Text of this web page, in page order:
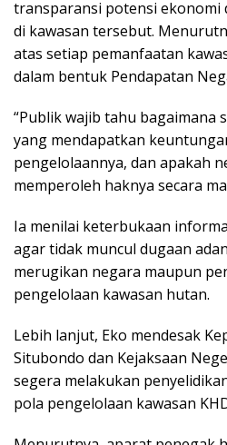
transparansi potensi ekonomi
di kawasan tersebut.
atas setiap pemanfaatan
dalam bentuk Pendapatan
“Publik wajib tahu bagaimana
yang mendapatkan
pengelolaannya, dan apakah
memperoleh haknya secara
Ia menilai keterbukaan
agar tidak muncul dugaan
merugikan negara maupun
pengelolaan kawasan hutan.
Lebih lanjut, Eko mendesak
Situbondo dan Kejaksaan
segera melakukan
pola pengelolaan kawasan